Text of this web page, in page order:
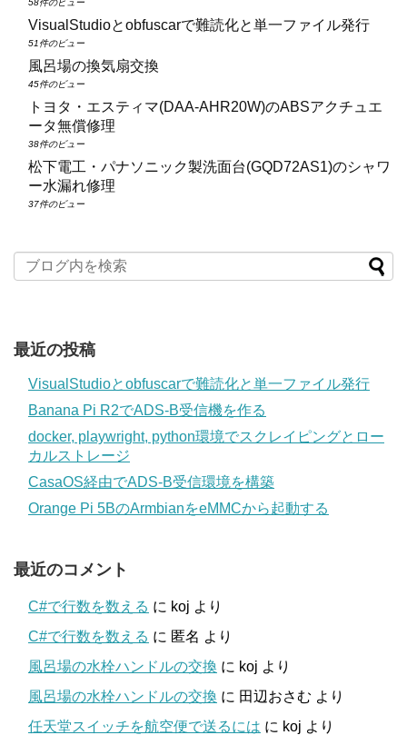
VisualStudioとobfuscarで難読化と単一ファイル発行
51件のビュー
風呂場の換気扇交換
45件のビュー
トヨタ・エスティマ(DAA‑AHR20W)のABSアクチュエ
ータ無償修理
38件のビュー
松下電工・パナソニック製洗面台(GQD72AS1)のシャワ
ー水漏れ修理
37件のビュー
最近の投稿
VisualStudioとobfuscarで難読化と単一ファイル発行
Banana Pi R2でADS-B受信機を作る
docker, playwright, python環境でスクレイピングとロー
カルストレージ
CasaOS経由でADS-B受信環境を構築
Orange Pi 5BのArmbianをeMMCから起動する
最近のコメント
C#で行数を数える に koj より
C#で行数を数える に 匿名 より
風呂場の水栓ハンドルの交換 に koj より
風呂場の水栓ハンドルの交換 に 田辺おさむ より
任天堂スイッチを航空便で送るには に koj より